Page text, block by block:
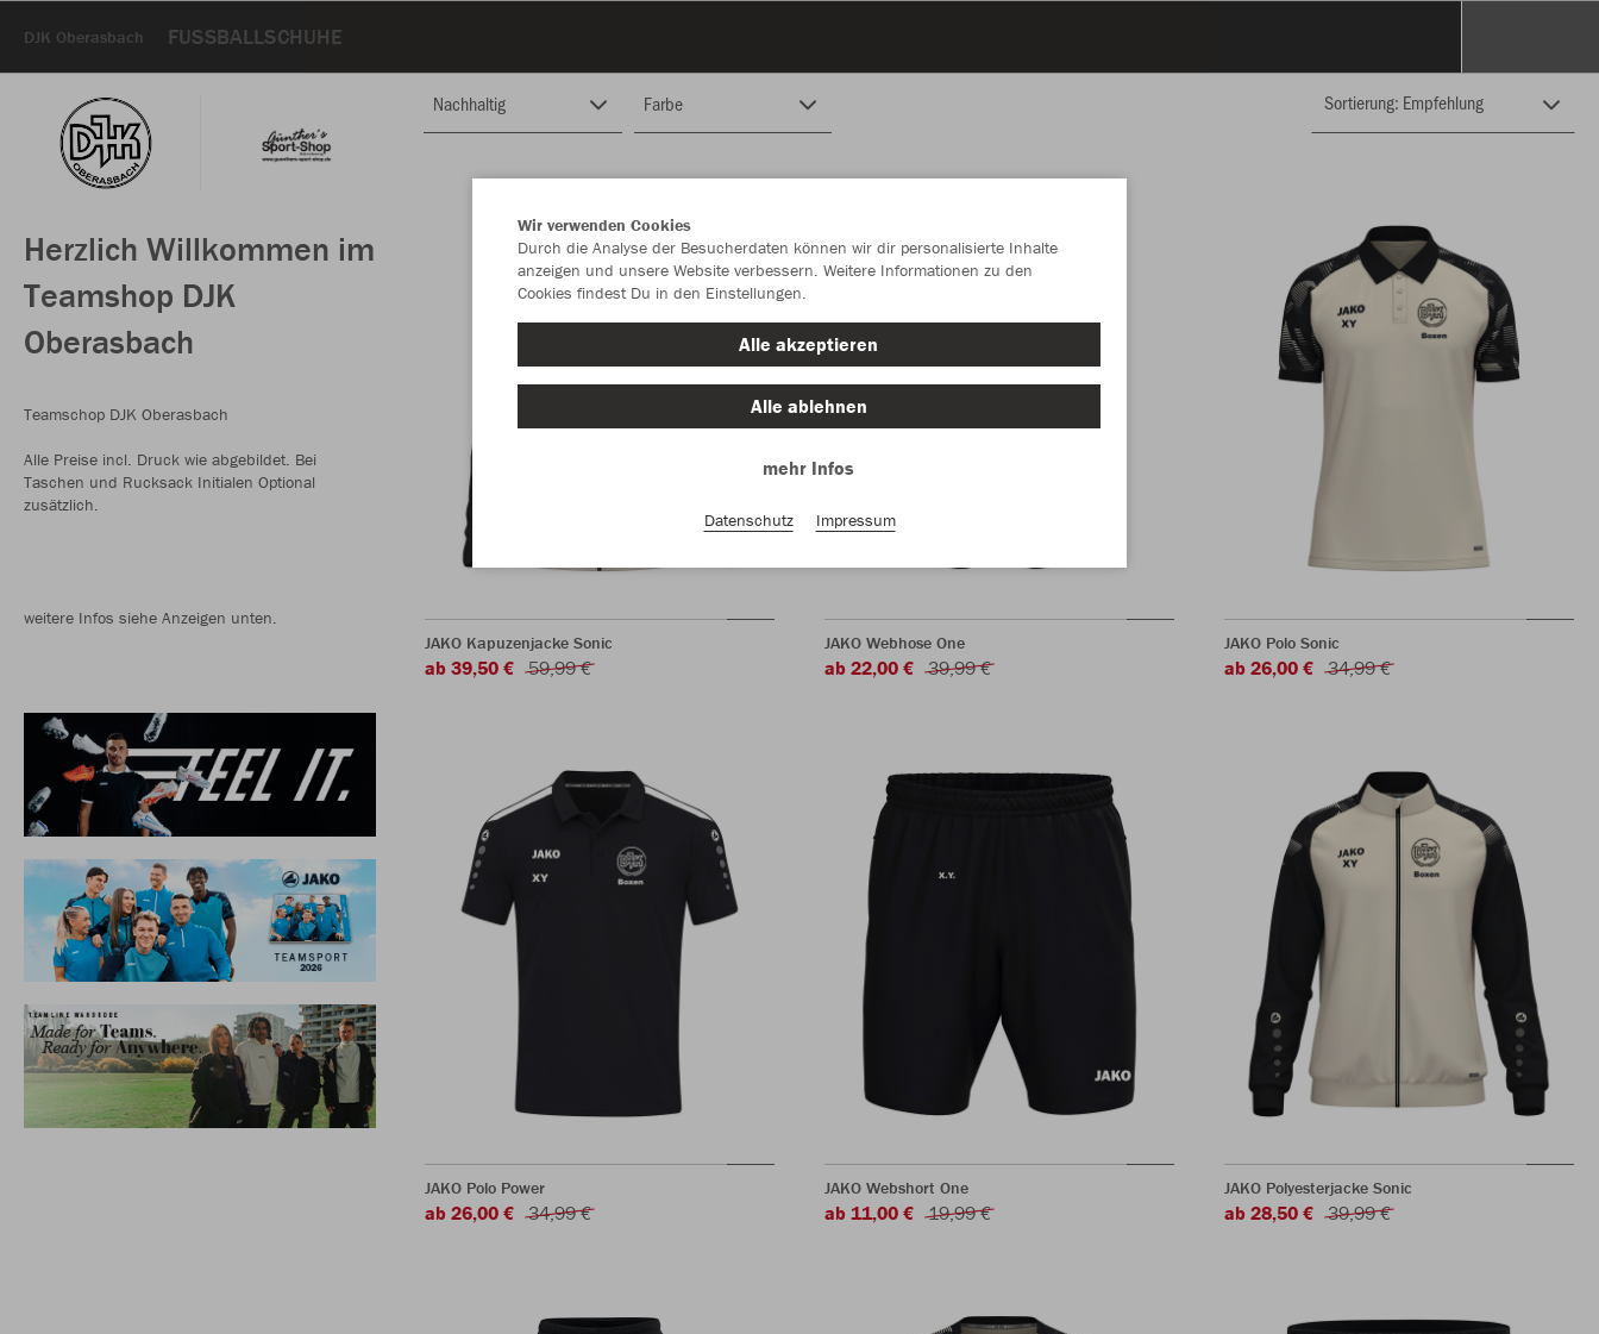
DJK Oberasbach FUSSBALLSCHUHE
Herzlich Willkommen im
Teamshop DJK
Oberasbach
Teamschop DJK Oberasbach
Alle Preise incl. Druck wie abgebildet. Bei
Taschen und Rucksack Initialen Optional
zusätzlich.
weitere Infos siehe Anzeigen unten.
Nachhaltig Farbe
JAKO Kapuzenjacke Sonic
ab 39,50 € 59,99 €
JAKO Webhose One
ab 22,00 € 39,99 €
JAKO Polo Sonic
ab 26,00 € 34,99 €
JAKO Polo Power
ab 26,00 € 34,99 €
JAKO Webshort One
ab 11,00 € 19,99 €
JAKO Polyesterjacke Sonic
ab 28,50 € 39,99 €
Wir verwenden Cookies
Durch die Analyse der Besucherdaten können wir dir personalisierte Inhalte
anzeigen und unsere Website verbessern. Weitere Informationen zu den
Cookies findest Du in den Einstellungen.
Alle akzeptieren
Alle ablehnen
mehr Infos
Datenschutz Impressum